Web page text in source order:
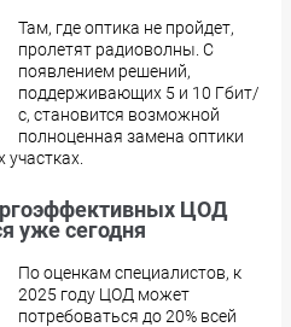
Там, где оптика не пройдет,
пролетят радиоволны. С
появлением решений,
поддерживающих 5 и 10 Гбит/
с, становится возможной
полноценная замена оптики
участках.
ЦОД
уже сегодня
По оценкам специалистов, к
2025 году ЦОД может
потребоваться до 20% всей